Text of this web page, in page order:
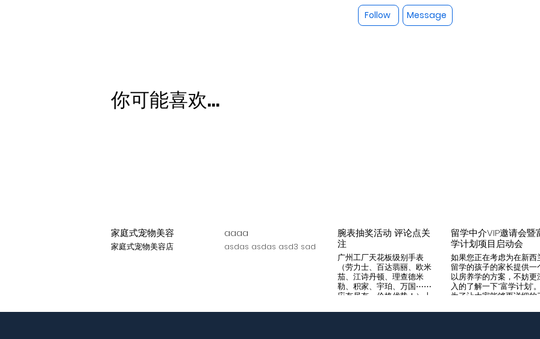
Follow
Message
你可能喜欢...
家庭式宠物美容
家庭式宠物美容店
aaaa
asdas asdas asd3 sad
腕表抽奖活动 评论点关
注
广州工厂天花板级别手表
（劳力士、百达翡丽、欧米
茄、江诗丹顿、理查德米
勒、积家、宇珀、万国⋯⋯
应有尽有，价格优势！）十
旨，支持平台交易，货到付
留学中介VIP邀请会暨
学计划项目启动会
如果您正在考虑为在新西
留学的孩子的家长提供一
以房养学的方案，不妨更
入的了解一下“富学计划”。
为了让大家能够更详细的
月14日举办一次针对留学